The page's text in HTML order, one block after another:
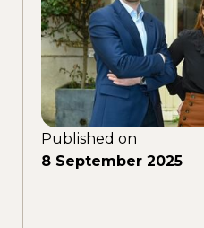
Published on
8 September 2025